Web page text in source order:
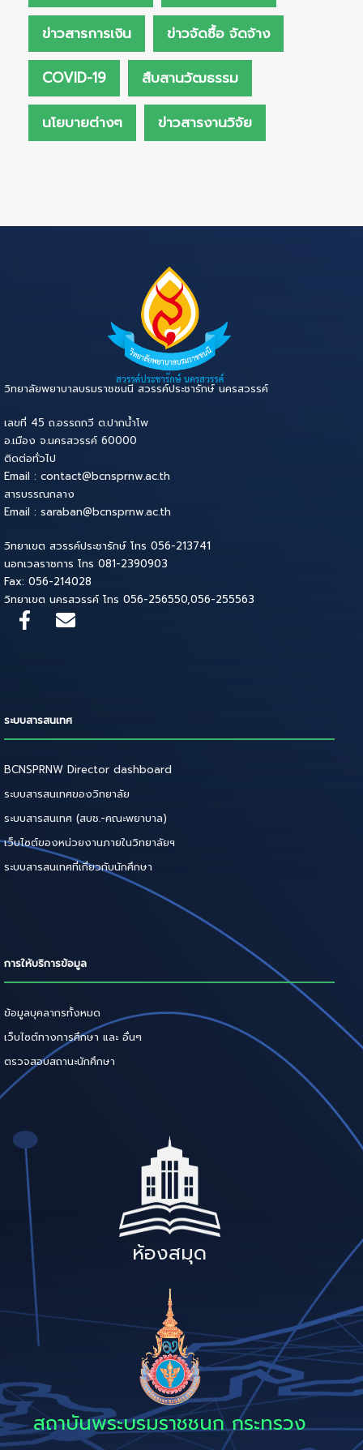
ข่าวสารการเงิน ข่าวจัดซื้อ จัดจ้าง
COVID-19 สืบสานวัฒธรรม
นโยบายต่างๆ ข่าวสารงานวิจัย
วิทยาลัยพยาบาลบรมราชชนนี สวรรค์ประชารักษ์ นครสวรรค์
เลขที่ 45 ถ.อรรถกวี ต.ปากน้ำโพ
อ.เมือง จ.นครสวรรค์ 60000
ติดต่อทั่วไป
Email : contact@bcnsprnw.ac.th
สารบรรณกลาง
Email : saraban@bcnsprnw.ac.th
วิทยาเขต สวรรค์ประชารักษ์ โทร 056-213741
นอกเวลราชการ โทร 081-2390903
Fax: 056-214028
วิทยาเขต นครสวรรค์ โทร 056-256550,056-255563
ระบบสารสนเทศ
BCNSPRNW Director dashboard
ระบบสารสนเทศของวิทยาลัย
ระบบสารสนเทศ (สบช.-คณะพยาบาล)
เว็บไซต์ของหน่วยงานภายในวิทยาลัยฯ
ระบบสารสนเทศที่เกี่ยวกับนักศึกษา
การให้บริการข้อมูล
ข้อมูลบุคลากรทั้งหมด
เว็บไซต์ทางการศึกษา และ อื่นๆ
ตรวจสอบสถานะนักศึกษา
ห้องสมุด
สถาบันพระบรมราชชนก กระทรวง